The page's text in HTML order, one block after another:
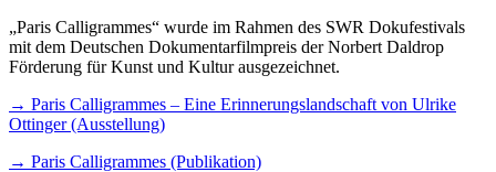
„Paris Calligrammes“ wurde im Rahmen des SWR Dokufestivals
mit dem Deutschen Dokumentarfilmpreis der Norbert Daldrop
Förderung für Kunst und Kultur ausgezeichnet.
→ Paris Calligrammes – Eine Erinnerungslandschaft von Ulrike
Ottinger (Ausstellung)
→ Paris Calligrammes (Publikation)